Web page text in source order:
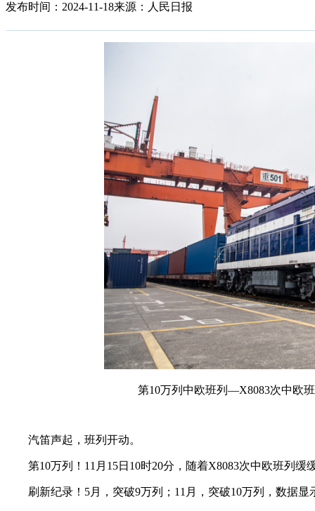
发布时间：2024-11-18来源：人民日报
第10万列中欧班列—X8083次中欧
汽笛声起，班列开动。
第10万列！11月15日10时20分，随着X8083次中欧班列
刷新纪录！5月，突破9万列；11月，突破10万列，数据